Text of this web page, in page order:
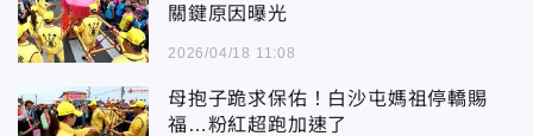
關鍵原因曝光
2026/04/18 11:08
母抱子跪求保佑！白沙屯媽祖停轎賜
福…粉紅超跑加速了